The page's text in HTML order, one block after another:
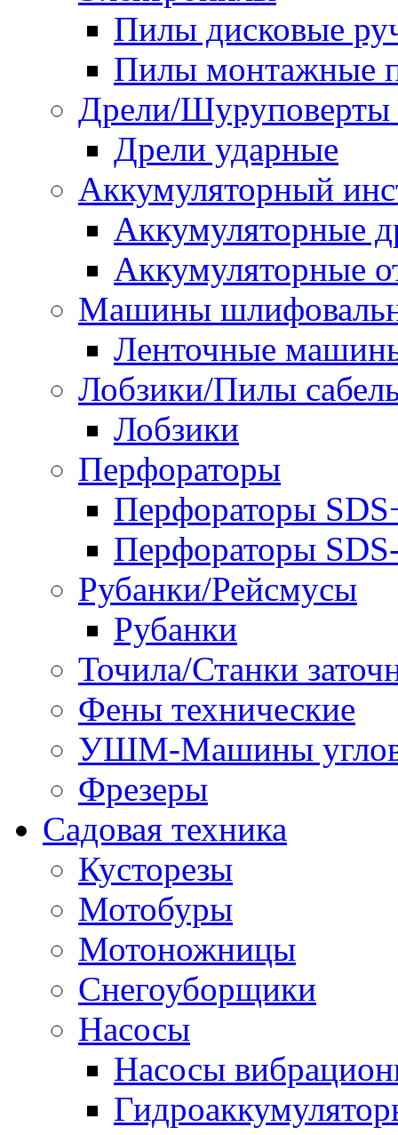
Пилы дисковые
Пилы монтажные
Дрели/Шуруповерты
Дрели ударные
Аккумуляторный
Аккумуляторные
Аккумуляторные
Машины
Ленточные
Лобзики/Пилы
Лобзики
Перфораторы
Перфораторы
Перфораторы
Рубанки/Рейсмусы
Рубанки
Точила/Станки
Фены технические
УШМ-Машины
Фрезеры
Садовая техника
Кусторезы
Мотобуры
Мотоножницы
Снегоуборщики
Насосы
Насосы